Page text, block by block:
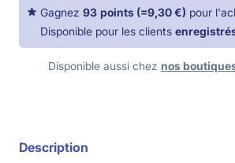
Gagnez 93 points (=9,30 €) pour
Disponible pour les clients
Disponible aussi chez nos
Description